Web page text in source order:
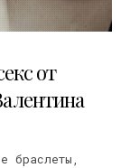
от
браслеты,